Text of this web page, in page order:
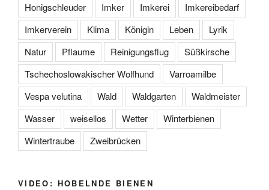
Honigschleuder
Imker Imkerei
Imkereibedarf
Imkerverein
Klima Königin Leben
Lyrik
Natur
Pflaume Reinigungsflug
Süßkirsche
Tschechoslowakischer Wolfhund
Varroamilbe
Vespa velutina
Wald Waldgarten
Waldmeister
Wasser
weisellos Wetter
Winterbienen
Wintertraube
Zweibrücken
VIDEO: HOBELNDE BIENEN